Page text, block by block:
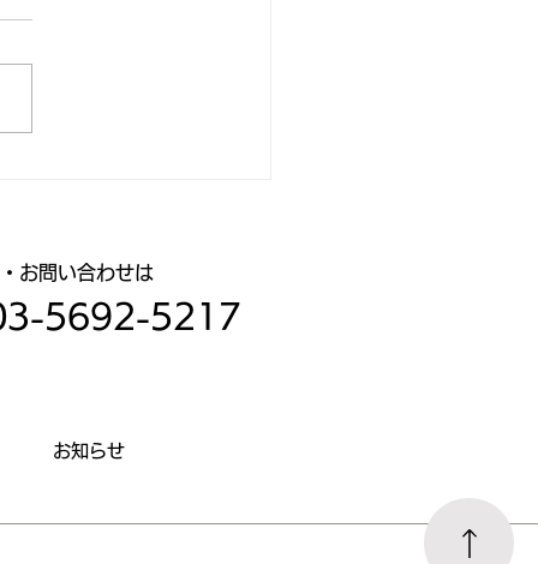
意ください
お問い合わせは
5692-5217
お知らせ